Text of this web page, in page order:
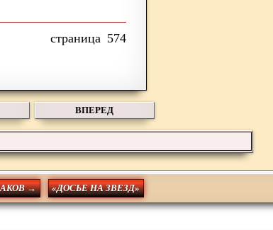
574
ВПЕРЕД
→ «ДОСЬЕ НА ЗВЕЗД»